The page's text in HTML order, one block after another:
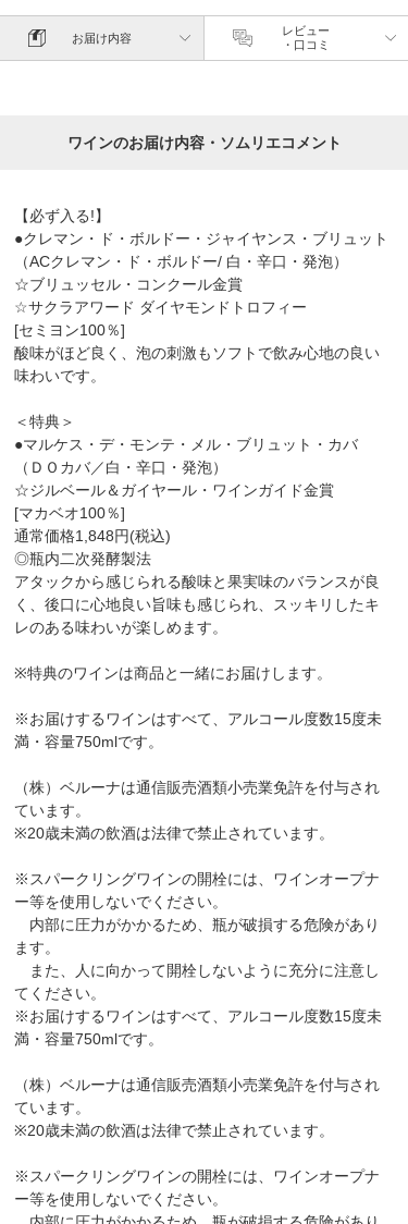
お届け内容
レビュー
・口コミ
ワインのお届け内容・ソムリエコメント
【必ず入る!】
●クレマン・ド・ボルドー・ジャイヤンス・ブリュット
（ACクレマン・ド・ボルドー/ 白・辛口・発泡）
☆ブリュッセル・コンクール金賞
☆サクラアワード ダイヤモンドトロフィー
[セミヨン100％]
酸味がほど良く、泡の刺激もソフトで飲み心地の良い
味わいです。
＜特典＞
●マルケス・デ・モンテ・メル・ブリュット・カバ
（ＤＯカバ／白・辛口・発泡）
☆ジルベール＆ガイヤール・ワインガイド金賞
[マカベオ100％]
通常価格1,848円(税込)
◎瓶内二次発酵製法
アタックから感じられる酸味と果実味のバランスが良
く、後口に心地良い旨味も感じられ、スッキリしたキ
レのある味わいが楽しめます。
※特典のワインは商品と一緒にお届けします。
※お届けするワインはすべて、アルコール度数15度未
満・容量750mlです。
（株）ベルーナは通信販売酒類小売業免許を付与され
ています。
※20歳未満の飲酒は法律で禁止されています。
※スパークリングワインの開栓には、ワインオープナ
ー等を使用しないでください。
内部に圧力がかかるため、瓶が破損する危険があり
ます。
また、人に向かって開栓しないように充分に注意し
てください。
※お届けするワインはすべて、アルコール度数15度未
満・容量750mlです。
（株）ベルーナは通信販売酒類小売業免許を付与され
ています。
※20歳未満の飲酒は法律で禁止されています。
※スパークリングワインの開栓には、ワインオープナ
ー等を使用しないでください。